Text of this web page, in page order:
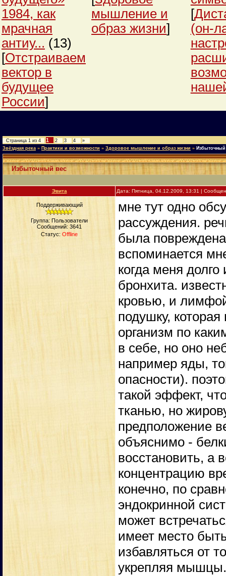
1984, как
мрачная
антиу... (13)
[Отстраиваем
вектор в
будущее
России]
мышление и
образ жизни]
[
(он-
Страница 1 из 4 1 2 3 4
»
Звёздная река » Практики и возможности » Здоровое мышление и образ жизни » Избыточный
Избыточный вес
Эвита Дата: Пятница, 04.12.2009, 13:31 |
Поддерживающий
Группа: Пользователи
Сообщений: 3641
Статус: Offline
мне тут одно
рассуждения.
была
вспоминается
когда меня
бронхита.
кровью, и
подушку,
организм по
в себе, но оно
например яды,
опасности).
такой эффект,
тканью, но
предположение
объяснимо -
восстановить, а
концентрацию
конечно, по
эндокринной
может
имеет место
избавляться от
укрепляя мышцы.